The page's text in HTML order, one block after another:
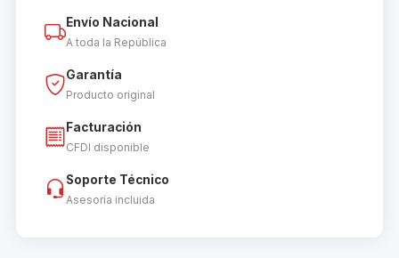
Envío Nacional
A toda la República
Garantía
Producto original
Facturación
CFDI disponible
Soporte Técnico
Asesoría incluida